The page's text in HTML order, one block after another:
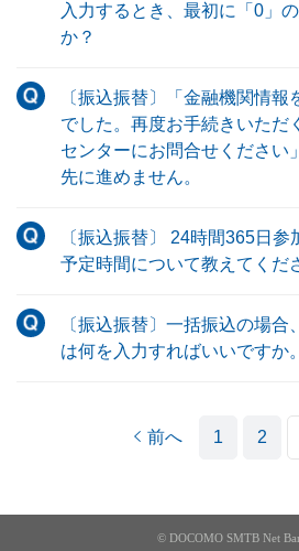
入力するとき、最初に「0」
か？
〔振込振替〕「金融機関情報
でした。再度お手続きいただ
センターにお問合せください
先に進めません。
〔振込振替〕 24時間365日
予定時間について教えてくだ
〔振込振替〕一括振込の場合
は何を入力すればいいですか。
前へ 1 2
© DOCOMO SMTB Net